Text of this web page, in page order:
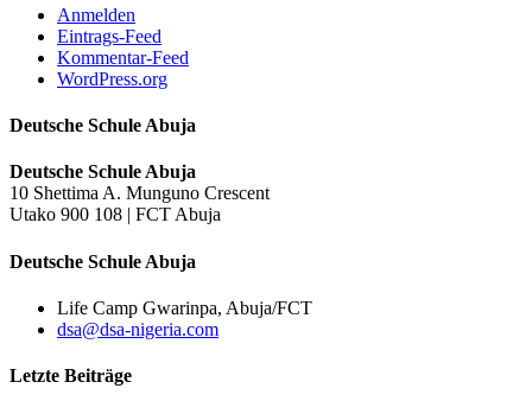
Anmelden
Eintrags-Feed
Kommentar-Feed
WordPress.org
Deutsche Schule Abuja
Deutsche Schule Abuja
10 Shettima A. Munguno Crescent
Utako 900 108 | FCT Abuja
Deutsche Schule Abuja
Life Camp Gwarinpa, Abuja/FCT
dsa@dsa-nigeria.com
Letzte Beiträge